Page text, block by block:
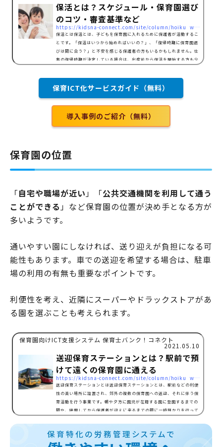
保活とは？スケジュール・保育園選び
のコツ・審査基準など
https://kidsna-connect.com/site/column/hoiku_workstyle/5748
保活とは保活とは、子どもを保育園に入れるために保護者が活動するこ
とです。「保活はいつから始めればいいの？」、「復帰時期に保育園選
びは間に合う？」と不安を感じる保護者の方もいるかもしれません。仕
事の復帰時期が決定している場合は、出産前から保活を開始する方も少
理由保育園を利用したくても定員がいっぱいで入れない近年、都市部を
中心に保育園に入りたくても入れない児童（待機児童…
保育ICT化サービスガイド（無料）
導入事例のご紹介（無料）
保育園の位置
「自宅や職場が近い」「公共交通機関を利用して通う
ことができる」など保育園の位置が決め手となる方が
多いようです。
通いやすい園にしなければ、送り迎えが負担になる可
能性もあります。車での送迎を希望する場合は、駐車
場の利用の有無も重要なポイントです。
利便性を考え、近隣にスーパーやドラックストアがあ
る園を選ぶことも考えられます。
保育園向けICT支援システム 保育士バンク！コネクト
2021.05.10
送迎保育ステーションとは？駅前で預
けて遠くの保育園に通える
https://kidsna-connect.com/site/column/hoiku_workstyle/5525
送迎保育ステーションとは送迎保育ステーションとは、駅前などの利便
性の高い場所に設置され、郊外の複数の保育園への送迎、それに伴う保
育活動を行う事業です。朝や夕方に園児が在籍する園に登園するまでの
間や、降園してから保護者が迎えに来るまでの間に一時預かりを行って
在籍する保育園にバスで送るまで保育室ですごす。 専用のバスで園児を
通園する保育施設に送迎する…